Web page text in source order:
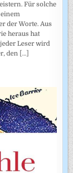
Für solche
der Worte. Aus
heraus hat
Leser wird
den [...]